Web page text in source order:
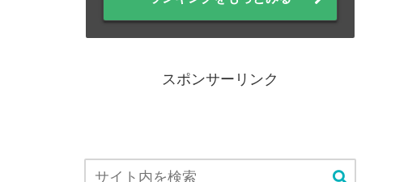
スポンサーリンク